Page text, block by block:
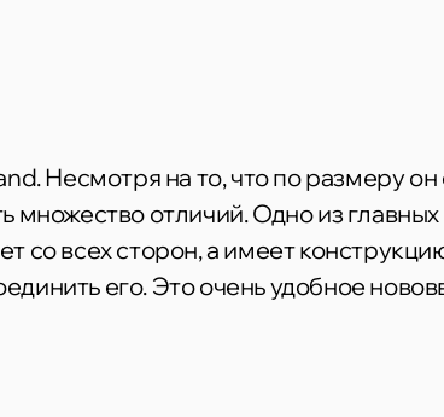
Несмотря на то, что по размеру
отличий. Одно из
со всех сторон, а имеет
его. Это очень удобное